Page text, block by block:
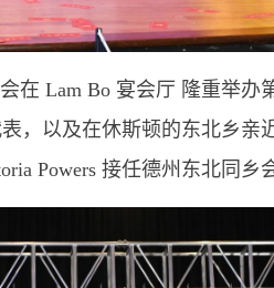
在 Lam Bo 宴会厅 隆重举办
，以及在休斯顿的东北乡亲
Powers 接任德州东北同乡